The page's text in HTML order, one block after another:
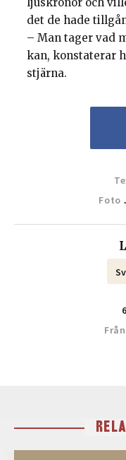
det de hade
– Man tager vad
kan, konstaterar
stjärna.
Foto
Från